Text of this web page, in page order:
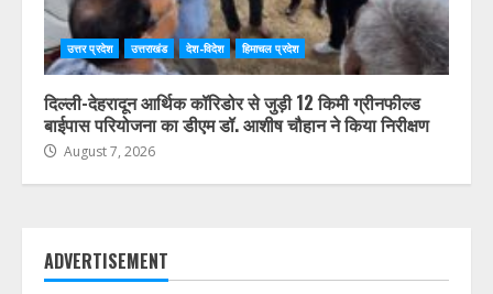
उत्तर प्रदेश उत्तराखंड देश-विदेश हिमाचल प्रदेश
दिल्ली-देहरादून आर्थिक कॉरिडोर से जुड़ी 12 किमी ग्रीनफील्ड
बाईपास परियोजना का डीएम डॉ. आशीष चौहान ने किया निरीक्षण
August 7, 2026
ADVERTISEMENT